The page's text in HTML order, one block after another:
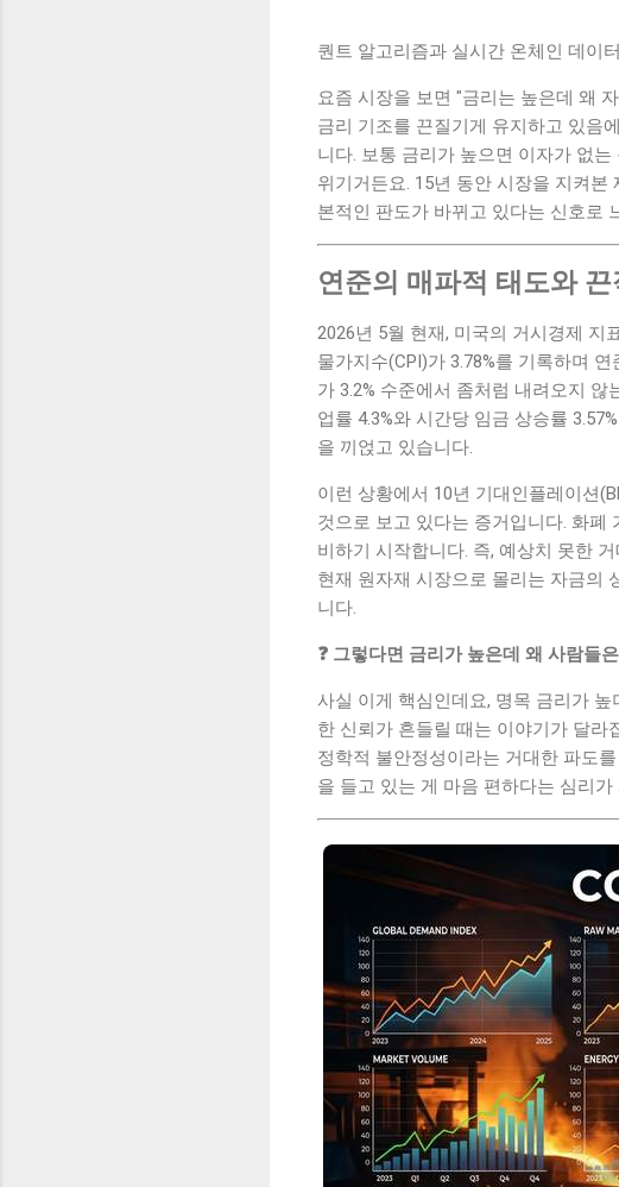
퀀트 알고리즘과 실시간 온체인 데이
요즘 시장을 보면 "금리는 높은데 왜
금리 기조를 끈질기게 유지하고 있음
니다. 보통 금리가 높으면 이자가 없
위기거든요. 15년 동안 시장을 지켜
본적인 판도가 바뀌고 있다는 신호로
연준의 매파적 태도와
2026년 5월 현재, 미국의 거시경제 지
물가지수(CPI)가 3.78%를 기록하며
가 3.2% 수준에서 좀처럼 내려오지
업률 4.3%와 시간당 임금 상승률
을 끼얹고 있습니다.
이런 상황에서 10년 기대인플레이션
것으로 보고 있다는 증거입니다. 화폐
비하기 시작합니다. 즉, 예상치 못한
현재 원자재 시장으로 몰리는 자금의
니다.
❓ 그렇다면 금리가 높은데 왜 사람들
사실 이게 핵심인데요, 명목 금리가
한 신뢰가 흔들릴 때는 이야기가 달라
정학적 불안정성이라는 거대한 파도
을 들고 있는 게 마음 편하다는 심리